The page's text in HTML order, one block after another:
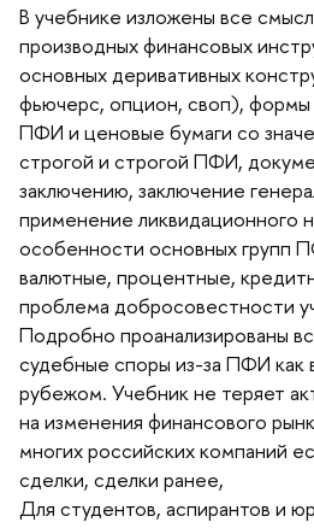
учебнике изложены все
производных финансовых
основных деривативных
фьючерс, опцион, своп),
ПФИ и ценовые бумаги со
строгой и строгой ПФИ,
заключению, заключение
применение ликвидационного
особенности основных групп
алютные, процентные,
проблема добросовестности
Подробно проанализированы
судебные споры из-за ПФИ как
рубежом. Учебник не теряет
на изменения финансового
многих российских компаний
сделки, сделки ранее,
Для студентов, аспирантов и